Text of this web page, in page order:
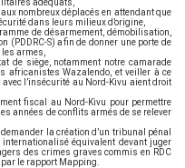
adéquats,
nombreux déplacés en attendant que
dans leurs milieux d’origine,
de désarmement, démobilisation,
S) afin de donner une porte de
armes,
de siège, notamment notre camarade
africanistes Wazalendo, et veiller à ce
l’insécurité au Nord-Kivu aient droit
fiscal au Nord-Kivu pour permettre
années de conflits armés de se relever
la création d’un tribunal pénal
internationalisé équivalent devant juger
des crimes graves commis en RDC
le rapport Mapping.